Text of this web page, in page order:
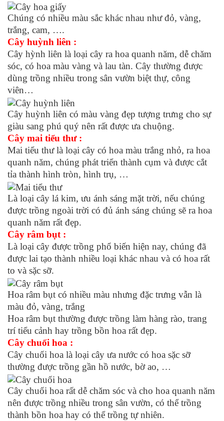
Chúng có nhiều màu sắc khác nhau như đỏ, vàng,
trắng, cam, ….
Cây huỳnh liên :
Cây hỳnh liên là loại cây ra hoa quanh năm, dễ chăm
sóc, có hoa màu vàng và lau tàn. Cây thường được
dùng trồng nhiều trong sân vườn biệt thự, công
viên…
Cây huỳnh liên có màu vàng đẹp tượng trưng cho sự
giàu sang phú quý nên rất được ưa chuộng.
Cây mai tiểu thư :
Mai tiểu thư là loại cây có hoa màu trắng nhỏ, ra hoa
quanh năm, chúng phát triển thành cụm và được cắt
tỉa thành hình tròn, hình trụ, …
Là loại cây lá kim, ưu ánh sáng mặt trời, nếu chúng
được trồng ngoài trời có đủ ánh sáng chúng sẽ ra hoa
quanh năm rất đẹp.
Cây râm bụt :
Là loại cây được trồng phổ biến hiện nay, chúng đã
được lai tạo thành nhiều loại khác nhau và có hoa rất
to và sặc sỡ.
Hoa râm bụt có nhiều màu nhưng đặc trưng vẫn là
màu đỏ, vàng, trắng
Hoa râm bụt thường được trồng làm hàng rào, trang
trí tiểu cảnh hay trồng bồn hoa rất đẹp.
Cây chuối hoa :
Cây chuối hoa là loại cây ưa nước có hoa sặc sỡ
thường được trồng gần hồ nước, bờ ao, …
Cây chuối hoa rất dễ chăm sóc và cho hoa quanh năm
nên được trồng nhiều trong sân vườn, có thể trồng
thành bồn hoa hay có thể trồng tự nhiên.